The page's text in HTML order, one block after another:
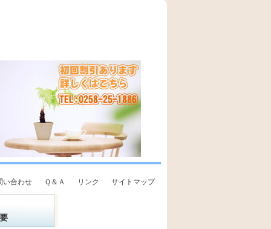
い合わせ Ｑ＆Ａ リンク サイトマップ